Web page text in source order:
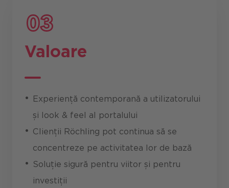
Valoare
Experiență contemporană a utilizatorului
și look & feel al portalului
Clienții Röchling pot continua să se
concentreze pe activitatea lor de bază
Soluție sigură pentru viitor și pentru
investiții